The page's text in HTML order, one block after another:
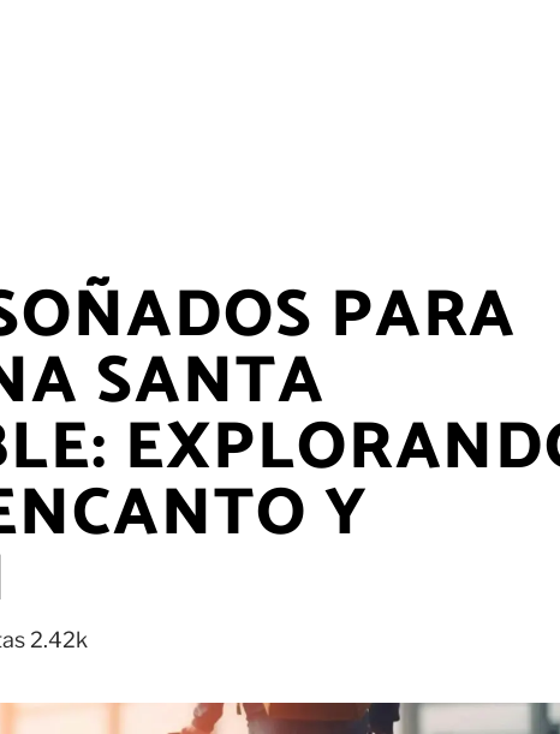
PARA
SANTA
Y
2.42k